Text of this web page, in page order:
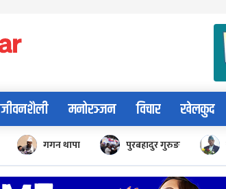
जीवनशैली मनोरञ्जन विचार खेलकुद
गगन थापा पुरबहादुर गुरुङ